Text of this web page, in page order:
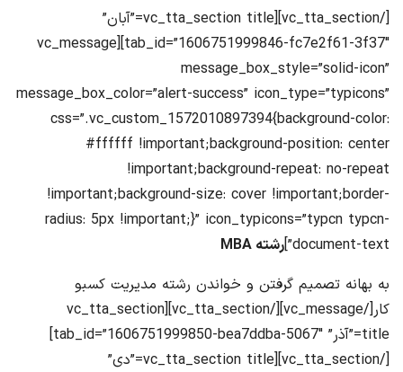
[/vc_tta_section][vc_tta_section title=”آبان”
tab_id=”1606751999846-fc7e2f61-3f37″][vc_message
message_box_style=”solid-icon”
message_box_color=”alert-success” icon_type=”typicons”
css=”.vc_custom_1572010897394{background-color:
#ffffff !important;background-position: center
!important;background-repeat: no-repeat
!important;background-size: cover !important;border-
radius: 5px !important;}” icon_typicons=”typcn typcn-
document-text”] رشته MBA
به بهانه تصمیم گرفتن و خواندن رشته مدیریت کسبو
کار[/vc_message][/vc_tta_section][vc_tta_section
title=”آذر” tab_id=”1606751999850-bea7ddba-5067″]
[/vc_tta_section][vc_tta_section title=”دی”